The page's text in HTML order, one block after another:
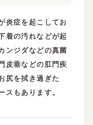
炎症を起こしてお
着の汚れなどが起
ンジダなどの真菌
皮垂などの肛門疾
尻を拭き過ぎた
スもあります。